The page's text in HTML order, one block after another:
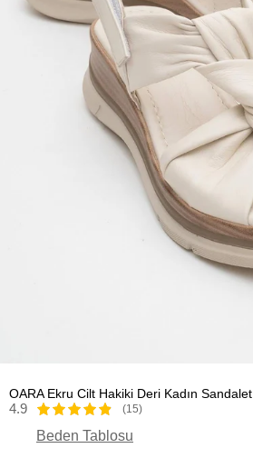
OARA Ekru Cilt Hakiki Deri Kadın Sandalet
4.9 (15)
Beden Tablosu